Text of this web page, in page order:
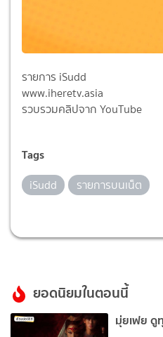
รายการ iSudd
www.iheretv.asia
รวบรวมคลิปจาก YouTube
Tags
iSudd รายการบนเน็ต
ยอดนิยมในตอนนี้
มุ่ยเฟย ดู